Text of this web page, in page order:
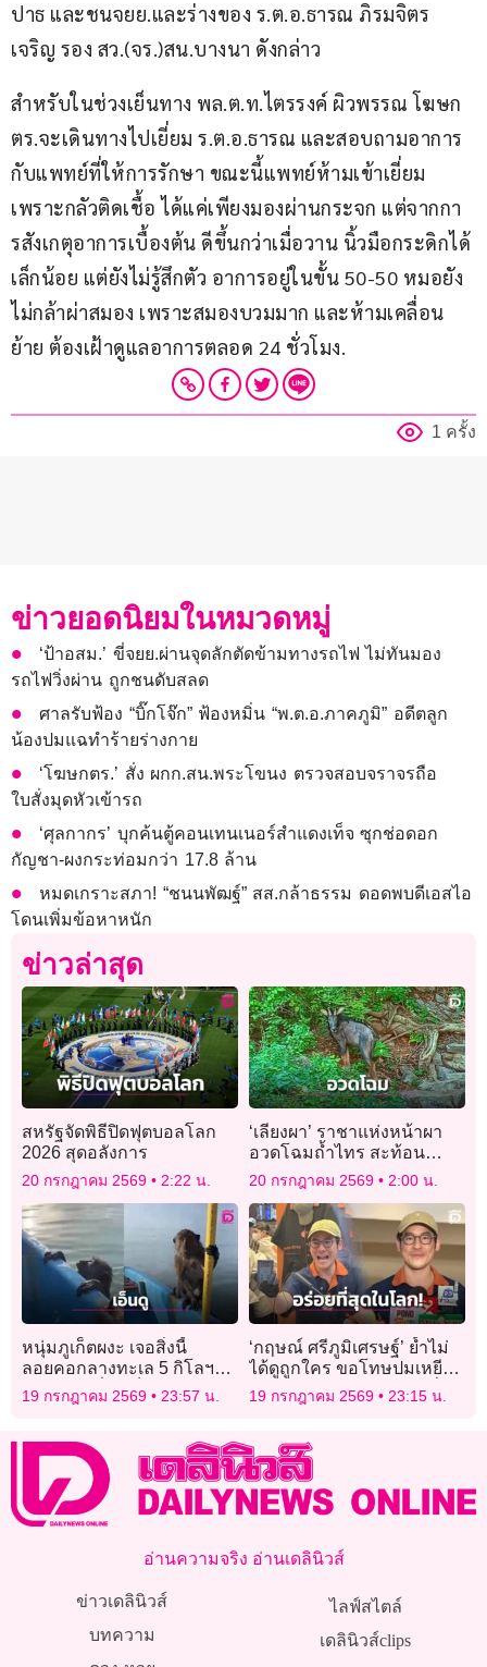
ปาธ และชนจยย.และร่างของ ร.ต.อ.ธารณ ภิรมจิตร
เจริญ รอง สว.(จร.)สน.บางนา ดังกล่าว
สำหรับในช่วงเย็นทาง พล.ต.ท.ไตรรงค์ ผิวพรรณ โฆษก
ตร.จะเดินทางไปเยี่ยม ร.ต.อ.ธารณ และสอบถามอาการ
กับแพทย์ที่ให้การรักษา ขณะนี้แพทย์ห้ามเข้าเยี่ยม
เพราะกลัวติดเชื้อ ได้แค่เพียงมองผ่านกระจก แต่จากกา
รสังเกตุอาการเบื้องต้น ดีขึ้นกว่าเมื่อวาน นิ้วมือกระดิกได้
เล็กน้อย แต่ยังไม่รู้สึกตัว อาการอยู่ในขั้น 50-50 หมอยัง
ไม่กล้าผ่าสมอง เพราะสมองบวมมาก และห้ามเคลื่อน
ย้าย ต้องเฝ้าดูแลอาการตลอด 24 ชั่วโมง.
1 ครั้ง
ข่าวยอดนิยมในหมวดหมู่
‘ป้าอสม.’ ขี่จยย.ผ่านจุดลักตัดข้ามทางรถไฟ ไม่ทันมอง
รถไฟวิ่งผ่าน ถูกชนดับสลด
ศาลรับฟ้อง “บิ๊กโจ๊ก” ฟ้องหมิ่น “พ.ต.อ.ภาคภูมิ” อดีตลูก
น้องปมแฉทำร้ายร่างกาย
‘โฆษกตร.’ สั่ง ผกก.สน.พระโขนง ตรวจสอบจราจรถือ
ใบสั่งมุดหัวเข้ารถ
‘ศุลกากร’ บุกค้นตู้คอนเทนเนอร์สำแดงเท็จ ซุกช่อดอก
กัญชา-ผงกระท่อมกว่า 17.8 ล้าน
หมดเกราะสภา! “ชนนพัฒฐ์” สส.กล้าธรรม ดอดพบดีเอสไอ
โดนเพิ่มข้อหาหนัก
ข่าวล่าสุด
สหรัฐจัดพิธีปิดฟุตบอลโลก
2026 สุดอลังการ
20 กรกฎาคม 2569 2:22 น.
‘เลียงผา’ ราชาแห่งหน้าผา
อวดโฉมถ้ำไทร สะท้อน
ความอุดมสมบูรณ์ผืนป่าเขา
สามร้อยยอด
20 กรกฎาคม 2569 2:00 น.
หนุ่มภูเก็ตผงะ เจอสิ่งนี้
ลอยคอกลางทะเล 5 กิโลฯ
นึกว่าคน ที่แท้เป็น “ลิง” รุด
เทียบเรือช่วยหวิดจม!
19 กรกฎาคม 2569 23:57 น.
‘กฤษณ์ ศรีภูมิเศรษฐ์’ ย้ำไม่
ได้ดูถูกใคร ขอโทษปมเหยียด
คนไทย ยันเจลาโต้อร่อยที่สุด
ในโลก!
19 กรกฎาคม 2569 23:15 น.
อ่านความจริง อ่านเดลินิวส์
ข่าวเดลินิวส์
บทความ
ไลฟ์สไตล์
เดลินิวส์clips